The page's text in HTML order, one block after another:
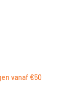
vanaf €50